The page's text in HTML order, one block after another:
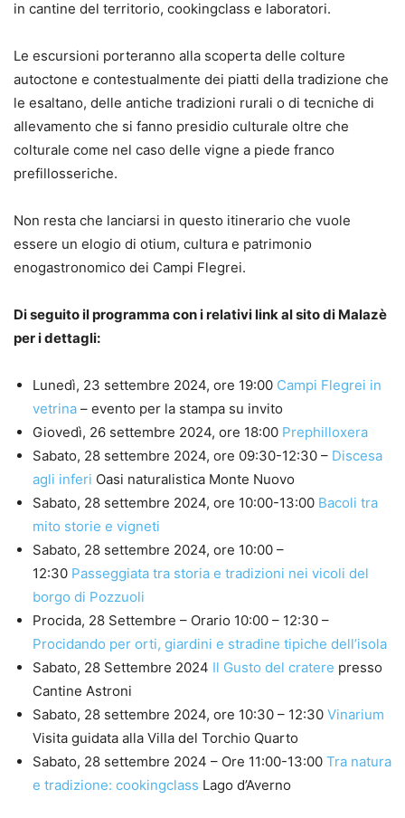
in cantine del territorio, cookingclass e laboratori.
Le escursioni porteranno alla scoperta delle colture
autoctone e contestualmente dei piatti della tradizione che
le esaltano, delle antiche tradizioni rurali o di tecniche di
allevamento che si fanno presidio culturale oltre che
colturale come nel caso delle vigne a piede franco
prefillosseriche.
Non resta che lanciarsi in questo itinerario che vuole
essere un elogio di otium, cultura e patrimonio
enogastronomico dei Campi Flegrei.
Di seguito il programma con i relativi link al sito di Malazè
per i dettagli:
Lunedì, 23 settembre 2024, ore 19:00 Campi Flegrei in
vetrina – evento per la stampa su invito
Giovedì, 26 settembre 2024, ore 18:00 Prephilloxera
Sabato, 28 settembre 2024, ore 09:30-12:30 – Discesa
agli inferi Oasi naturalistica Monte Nuovo
Sabato, 28 settembre 2024, ore 10:00-13:00 Bacoli tra
mito storie e vigneti
Sabato, 28 settembre 2024, ore 10:00 –
12:30 Passeggiata tra storia e tradizioni nei vicoli del
borgo di Pozzuoli
Procida, 28 Settembre – Orario 10:00 – 12:30 –
Procidando per orti, giardini e stradine tipiche dell’isola
Sabato, 28 Settembre 2024 Il Gusto del cratere presso
Cantine Astroni
Sabato, 28 settembre 2024, ore 10:30 – 12:30 Vinarium
Visita guidata alla Villa del Torchio Quarto
Sabato, 28 settembre 2024 – Ore 11:00-13:00 Tra natura
e tradizione: cookingclass Lago d’Averno